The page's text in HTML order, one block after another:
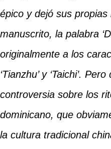
épico y dejó sus
manuscrito, la palabra
originalmente a los
‘Tianzhu’ y ‘Taichi’.
controversia sobre los
dominicano, que
la cultura tradicional